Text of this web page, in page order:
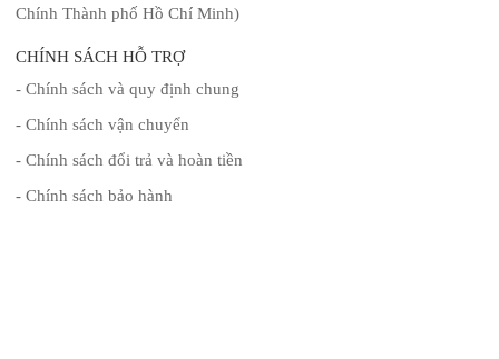
Chính Thành phố Hồ Chí Minh)
CHÍNH SÁCH HỖ TRỢ
- Chính sách và quy định chung
- Chính sách vận chuyển
- Chính sách đổi trả và hoàn tiền
- Chính sách bảo hành